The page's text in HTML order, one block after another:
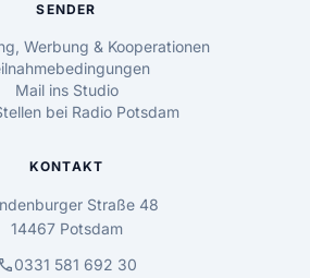
SENDER
Werbung & Kooperationen
Mail ins Studio
bei Radio Potsdam
KONTAKT
Straße 48
14467 Potsdam
call0331 581 692 30